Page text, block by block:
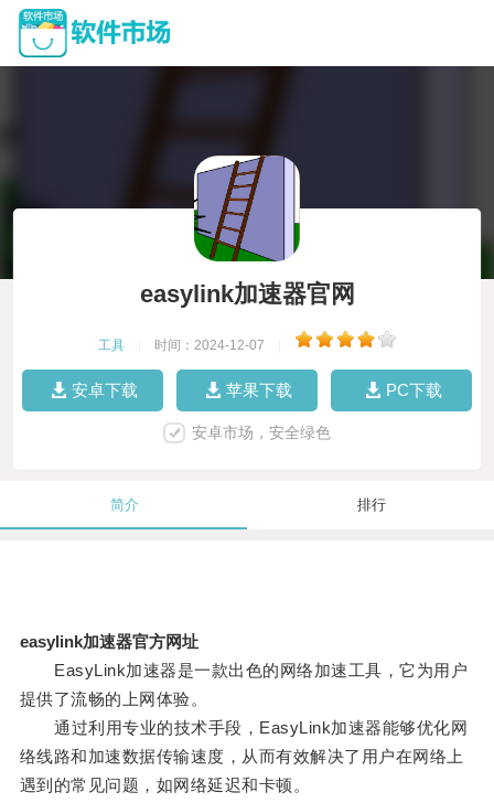
easylink加速器官网
工具 时间：2024-12-07
安卓下载 苹果下载 PC下载
安卓市场，安全绿色
简介 排行
easylink加速器官方网址
EasyLink加速器是一款出色的网络加速工具，它为用户
提供了流畅的上网体验。
通过利用专业的技术手段，EasyLink加速器能够优化网
络线路和加速数据传输速度，从而有效解决了用户在网络上
遇到的常见问题，如网络延迟和卡顿。